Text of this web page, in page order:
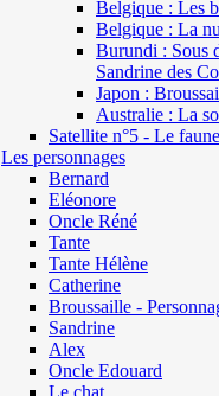
Belgique : Les
Belgique : La
Burundi : Sous
Sandrine des
Japon :
Australie : La
Satellite n°5 - Le faune
Les personnages
Bernard
Eléonore
Oncle Réné
Tante
Tante Hélène
Catherine
Broussaille -
Sandrine
Alex
Oncle Edouard
Le chat